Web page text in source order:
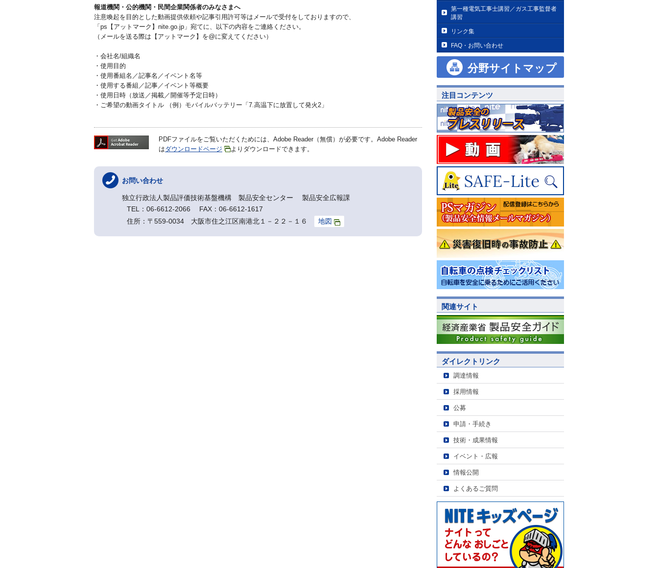
報道機関・公的機関・民間企業関係者のみなさまへ
注意喚起を目的とした動画提供依頼や記事引用許可等はメールで受付をしておりますので、
「ps【アットマーク】nite.go.jp」宛てに、以下の内容をご連絡ください。
（メールを送る際は【アットマーク】を@に変えてください）
・会社名/組織名
・使用目的
・使用番組名／記事名／イベント名等
・使用する番組／記事／イベント等概要
・使用日時（放送／掲載／開催等予定日時）
・ご希望の動画タイトル （例）モバイルバッテリー「7.高温下に放置して発火2」
PDFファイルをご覧いただくためには、Adobe Reader（無償）が必要です。Adobe Reader
はダウンロードページ よりダウンロードできます。
お問い合わせ
独立行政法人製品評価技術基盤機構 製品安全センター 製品安全広報課
TEL：06-6612-2066 FAX：06-6612-1617
住所：〒559-0034 大阪市住之江区南港北１－２２－１６
地図
第一種電気工事士講習／ガス工事監督者
講習
リンク集
FAQ・お問い合わせ
分野サイトマップ
注目コンテンツ
関連サイト
ダイレクトリンク
調達情報
採用情報
公募
申請・手続き
技術・成果情報
イベント・広報
情報公開
よくあるご質問